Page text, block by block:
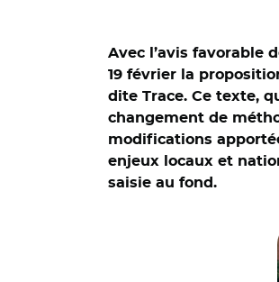
Avec l’avis favorable
19 février la
dite Trace. Ce texte,
changement de
modifications
enjeux locaux et
saisie au fond.